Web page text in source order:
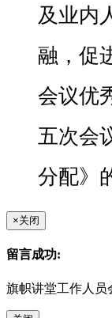
及业内
融，促
会议优
五次会
分配》
×关闭
留言成功:
旗帜讲堂工作人员